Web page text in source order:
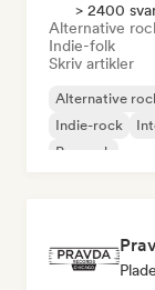
> 2400
Alternative
Indie-folk
Skriv artikler
Alternative
Indie-rock
Poprock